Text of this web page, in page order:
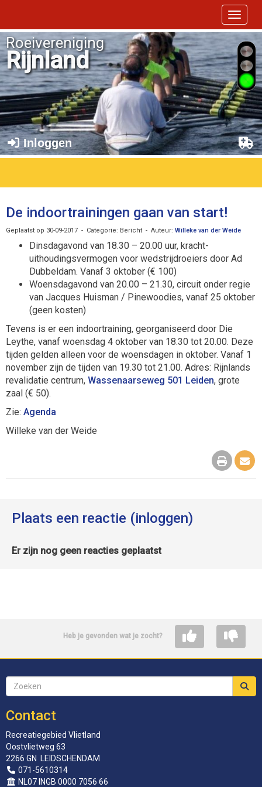
Toggle
Roeivereniging
Rijnland
Inloggen
De indoortrainingen gaan van start!
Geplaatst op 30-09-2017 - Categorie: Bericht - Auteur: Willeke van der Weide
Dinsdagavond van 18.30 – 20.00 uur, kracht-
uithoudings­vermogen voor wedstrijd­roeiers door Ad
Dubbeldam. Vanaf 3 oktober (€ 100)
Woensdagavond van 20.00 – 21.30, circuit onder regie
van Jacques Huisman / Pinewoodies, vanaf 25 oktober
(geen kosten)
Tevens is er een indoortraining, georganiseerd door Die
Leythe, vanaf woensdag 4 oktober van 18.30 tot 20.00. Deze
tijden gelden alleen voor de woensdagen in oktober. Vanaf 1
november zijn de tijden van 19.30 tot 21.00. Adres: Rijnlands
revalidatie centrum, Wassenaarseweg 501 Leiden, grote
zaal (€ 50).
Zie: Agenda
Willeke van der Weide
Plaats een reactie (inloggen)
Er zijn nog geen reacties geplaatst
Heb je gevonden wat je zocht?
Contact
Recreatiegebied Vlietland
Oostvlietweg 63
2266 GN LEIDSCHENDAM
071-5610314
NL07 INGB 0000 7056 66